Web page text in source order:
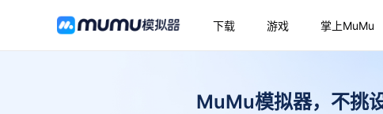
下载 游戏 掌上MuMu
MuMu模拟器，不挑